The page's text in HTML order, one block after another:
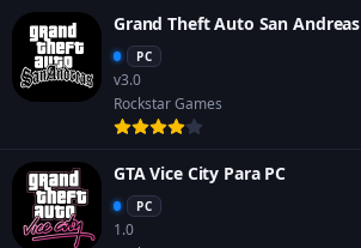
Grand Theft Auto San Andreas
PC
v3.0
Rockstar Games
GTA Vice City Para PC
PC
1.0